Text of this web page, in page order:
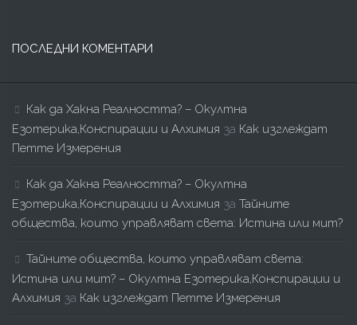
ПОСЛЕДНИ КОМЕНТАРИ
Как да Хакна Реалността? – Окултна
Езотерика,Конспирации и Алхимия за Как изглеждат
Петте Измерения
Как да Хакна Реалността? – Окултна
Езотерика,Конспирации и Алхимия за Тайните
общества, които управляват света: Истина или мит?
Тайните общества, които управляват света:
Истина или мит? – Окултна Езотерика,Конспирации и
Алхимия за Как изглеждат Петте Измерения